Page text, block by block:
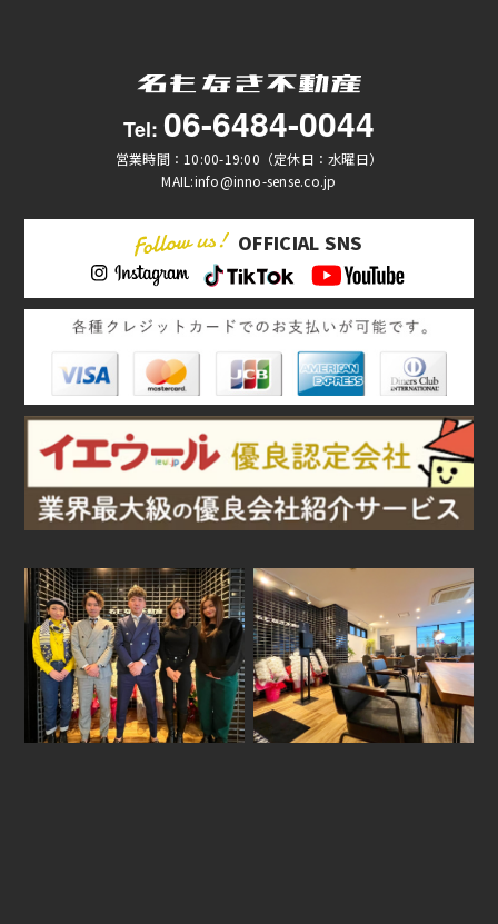
Tel: 06-6484-0044
営業時間：10:00-19:00（定休日：水曜日）
MAIL:info@inno-sense.co.jp
OFFICIAL SNS